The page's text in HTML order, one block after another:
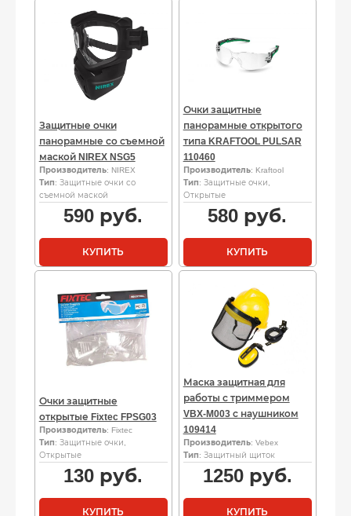
Защитные очки
панорамные со съемной
маской NIREX NSG5
Производитель: NIREX
Тип: Защитные очки со
съемной маской
590 руб.
КУПИТЬ
Очки защитные
панорамные открытого
типа KRAFTOOL PULSAR
110460
Производитель: Kraftool
Тип: Защитные очки,
Открытые
580 руб.
КУПИТЬ
Очки защитные
открытые Fixtec FPSG03
Производитель: Fixtec
Тип: Защитные очки,
Открытые
130 руб.
КУПИТЬ
Маска защитная для
работы с триммером
VBX-M003 с наушником
109414
Производитель: Vebex
Тип: Защитный щиток
1250руб.
КУПИТЬ